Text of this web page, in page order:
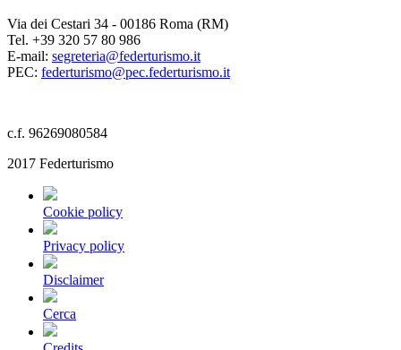
Via dei Cestari 34 - 00186 Roma (RM)
Tel. +39 320 57 80 986
E-mail: segreteria@federturismo.it
PEC: federturismo@pec.federturismo.it
c.f. 96269080584
2017 Federturismo
Cookie policy
Privacy policy
Disclaimer
Cerca